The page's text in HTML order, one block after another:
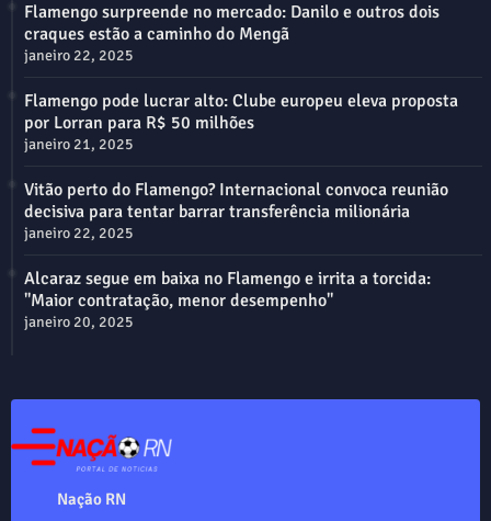
Flamengo surpreende no mercado: Danilo e outros dois
craques estão a caminho do Mengã
janeiro 22, 2025
Flamengo pode lucrar alto: Clube europeu eleva proposta
por Lorran para R$ 50 milhões
janeiro 21, 2025
Vitão perto do Flamengo? Internacional convoca reunião
decisiva para tentar barrar transferência milionária
janeiro 22, 2025
Alcaraz segue em baixa no Flamengo e irrita a torcida:
"Maior contratação, menor desempenho"
janeiro 20, 2025
Nação RN